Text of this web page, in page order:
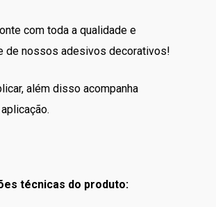
com toda a qualidade e
de nossos adesivos decorativos!
além disso acompanha
técnicas do produto: